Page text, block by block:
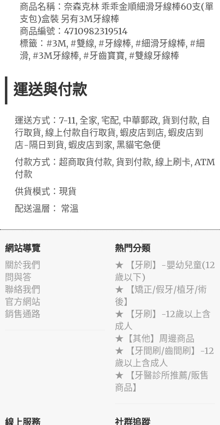
商品名稱：奈森克林 乖乖金順細滑牙線棒60支(單
支包)盒裝 另有3M牙線棒
商品編號：4710982319514
標籤：#3M, #雙線, #牙線棒, #細滑牙線棒, #細
滑, #3M牙線棒, #牙齒寶寶, #雙線牙線棒
運送與付款
運送方式：7-11, 全家, 宅配, 中華郵政, 貨到付款, 自
行取貨, 線上付款自行取貨, 蝦皮店到店, 蝦皮店到
店-隔日到貨, 蝦皮店到家, 黑貓宅急便
付款方式：超商取貨付款, 貨到付款, 線上刷卡, ATM
付款
供貨模式：現貨
配送溫層： 常溫
網站導覽
關於我們
問與答
聯絡我們
官方網站
銷售通路
熱門分類
★ 【牙刷】-嬰幼兒童(12
歲以下)
★ 【矯正/假牙/植牙/術
後】
★ 【牙刷】-12歲以上含
成人
★【其他】周邊商品
★ 【牙間刷/齒間刷】-12
歲以上含成人
★ 【牙醫診所推薦/販售
商品】
線上服務 社群追蹤